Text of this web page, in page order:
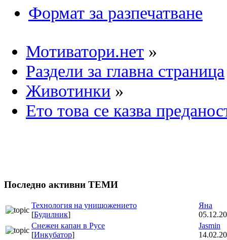
Формат за разпечатване
Мотиватори.нет »
Раздели за главна страница
Животинки »
Ето това се казва
Последно активни ТЕМИ
Технология на унищожението
[Будилник]
Яна
Снежен капан в Русе
[Инкубатор]
Jasmin